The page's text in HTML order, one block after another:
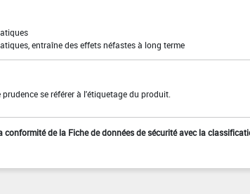
entraîne des effets néfastes à long terme
se référer à l'étiquetage du produit.
de la Fiche de données de sécurité avec la